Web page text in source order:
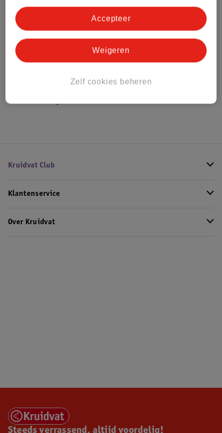
Bestel & Bezorginformatie
Bekijk ook
Alle LEGO City
Hoe controleren wij de reviews?
Kruidvat Club
Klantenservice
Over Kruidvat
Steeds verrassend, altijd voordelig!
Zelf cookies beheren
Weigeren
Accepteer